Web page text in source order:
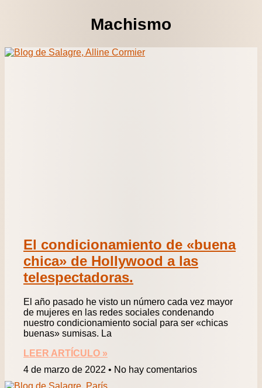
Machismo
El condicionamiento de «buena
chica» de Hollywood a las
telespectadoras.
El año pasado he visto un número cada vez mayor
de mujeres en las redes sociales condenando
nuestro condicionamiento social para ser «chicas
buenas» sumisas. La
LEER ARTÍCULO »
4 de marzo de 2022
No hay comentarios